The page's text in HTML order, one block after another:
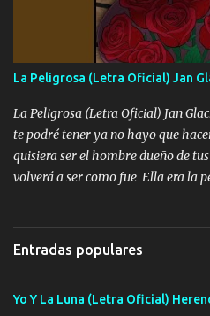
mando un abrazo andamos al
Ando en la colonia bien acelerado
fallado para mi compadre mandó
Especial sabe que lo apreciamos
tomando con mujeres hermosas y
bien cuidado bien atrabancado y a
lo que hablo Entre lob...
La Peligrosa (Letra Oficial) Jan
La Peligrosa (Letra Oficial) Jan
te podré tener ya no hayo que
quisiera ser el hombre dueño de
volverá a ser como fue Ella era la
años solo pienso en ti mami no me
Música Amar me duele estoy
pasión en la troca tus labios
Entradas populares
Yo Y La Luna (Letra Oficial)